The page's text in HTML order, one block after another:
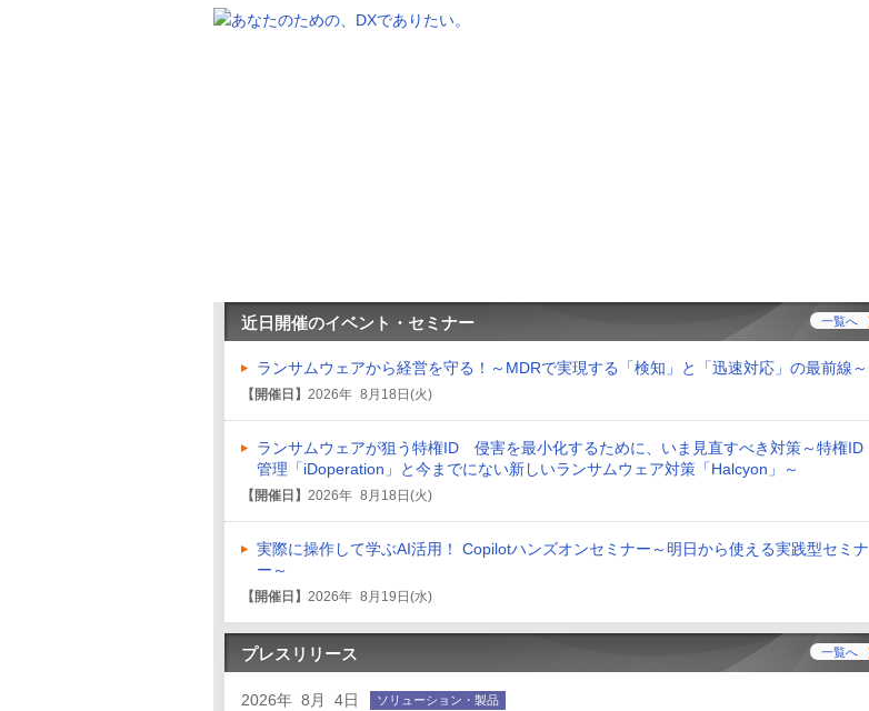
近日開催のイベント・セミナー 一覧へ
ランサムウェアから経営を守る！～MDRで実現する「検知」と「迅速対応」の最前線～
【開催日】 2026年 8月18日(火)
ランサムウェアが狙う特権ID 侵害を最小化するために、いま見直すべき対策～特権ID
管理「iDoperation」と今までにない新しいランサムウェア対策「Halcyon」～
【開催日】 2026年 8月18日(火)
実際に操作して学ぶAI活用！ Copilotハンズオンセミナー～明日から使える実践型セミナ
ー～
【開催日】 2026年 8月19日(水)
プレスリリース 一覧へ
2026年 8月 4日 ソリューション・製品